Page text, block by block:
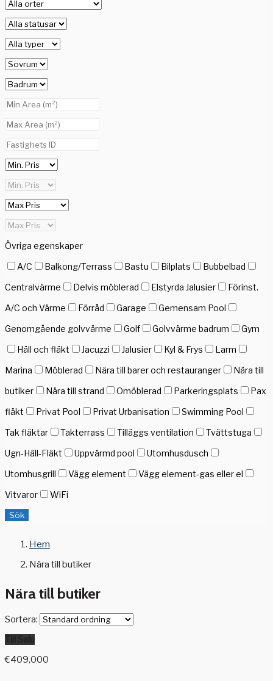
Övriga egenskaper
A/C
Balkong/Terrass Bastu Bilplats
Bubbelbad
Centralvärme
Delvis möblerad Elstyrda Jalusier
Förinst.
A/C och Värme
Förråd Garage
Gemensam Pool
Genomgående golvvärme
Golf Golvvärme badrum
Gym
Häll och fläkt
Jacuzzi Jalusier Kyl & Frys
Larm
Marina
Möblerad Nära till barer och restauranger
Nära till
butiker
Nära till strand Omöblerad Parkeringsplats
Pax
fläkt
Privat Pool Privat Urbanisation
Swimming Pool
Tak fläktar
Takterrass Tilläggs ventilation
Tvättstuga
Ugn-Häll-Fläkt
Uppvärmd pool
Utomhusdusch
Utomhusgrill
Vägg element
Vägg element-gas eller el
Vitvaror
WiFi
Sök
Hem
Nära till butiker
Nära till butiker
Sortera:
€409,000